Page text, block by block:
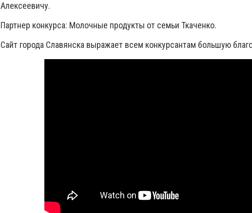
Алексеевичу.
Партнер конкурса: Молочные продукты от семьи Ткаченко.
Сайт города Славянска выражает всем конкурсантам большую